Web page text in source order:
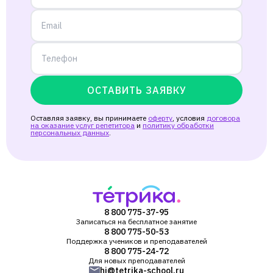
ОСТАВИТЬ ЗАЯВКУ
Оставляя заявку, вы принимаете оферту , условия договора
на оказание услуг репетитора и политику обработки
персональных данных
8 800 775-37-95
Записаться на бесплатное занятие
8 800 775-50-53
Поддержка учеников и преподавателей
8 800 775-24-72
Для новых преподавателей
hi@tetrika-school.ru